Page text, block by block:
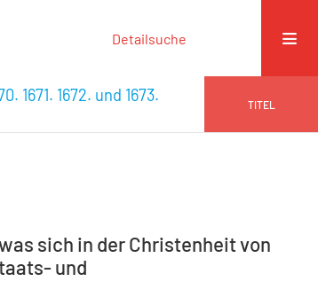
Detailsuche
1671. 1672. und 1673.
TITEL
sich in der Christenheit von
und